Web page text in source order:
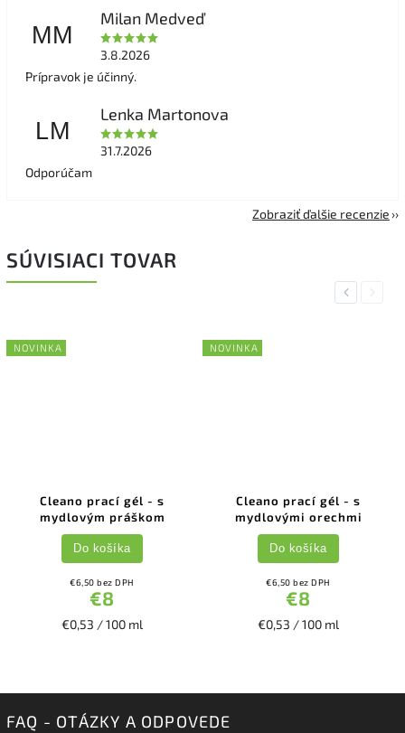
MM
Milan Medveď
3.8.2026
Prípravok je účinný.
LM
Lenka Martonova
31.7.2026
Odporúčam
Zobraziť ďalšie recenzie
SÚVISIACI TOVAR
Previous
NOVINKA
Cleano prací gél - s
mydlovým práškom
€6,50 bez DPH
€8
€0,53 / 100 ml
Do košíka
NOVINKA
Cleano prací gél - s
mydlovými orechmi
€6,50 bez DPH
€8
€0,53 / 100 ml
Do košíka
Next
FAQ - OTÁZKY A ODPOVEDE